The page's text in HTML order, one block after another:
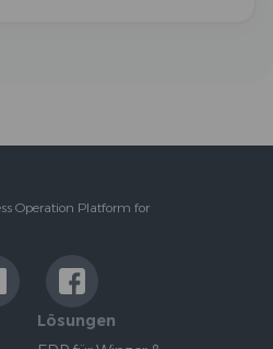
Operation Platform for
LinkExternal
Lösungen